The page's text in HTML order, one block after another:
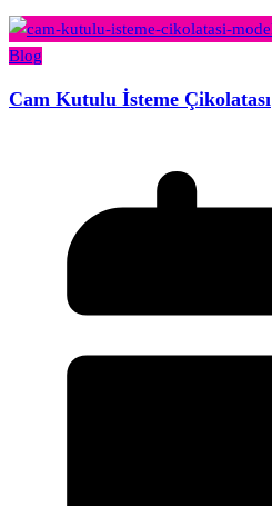
Blog
Cam Kutulu İsteme Çikolatası